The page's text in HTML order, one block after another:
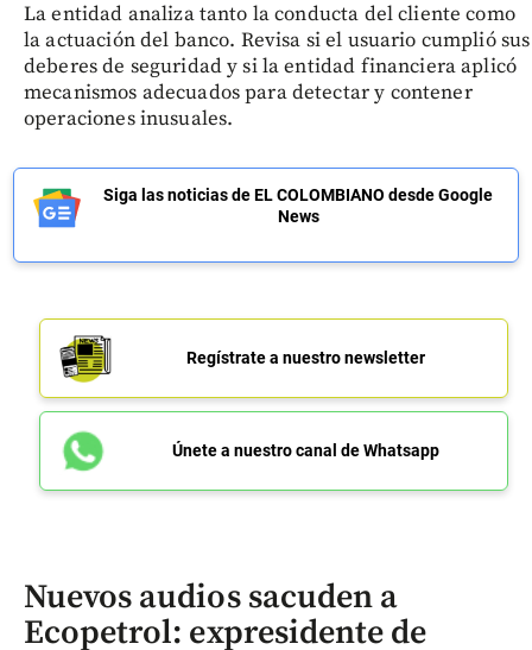
La entidad analiza tanto la conducta del cliente como
la actuación del banco. Revisa si el usuario cumplió sus
deberes de seguridad y si la entidad financiera aplicó
mecanismos adecuados para detectar y contener
operaciones inusuales.
Siga las noticias de EL COLOMBIANO desde Google
News
Regístrate a nuestro newsletter
Únete a nuestro canal de Whatsapp
Nuevos audios sacuden a
Ecopetrol: expresidente de